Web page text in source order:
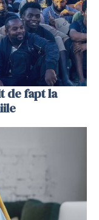
de fapt la